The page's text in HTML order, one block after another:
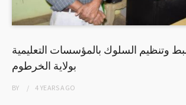
وتنظيم السلوك بالمؤسسات التعليمية
بولاية الخرطوم
BY 4 YEARSAGO